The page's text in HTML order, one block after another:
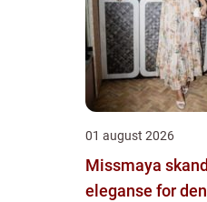
01 august 2026
Missmaya skandinavisk
eleganse for den